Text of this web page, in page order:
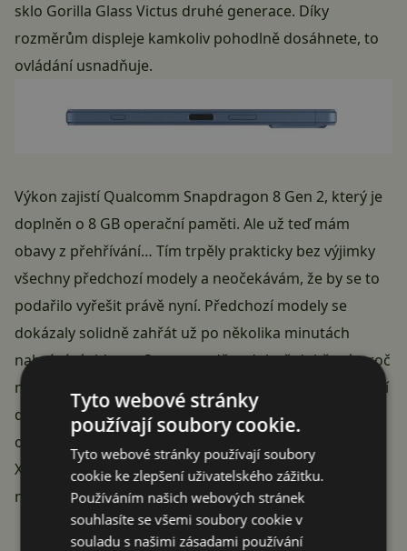
sklo Gorilla Glass Victus druhé generace. Díky
rozměrům displeje kamkoliv pohodlně dosáhnete, to
ovládání usnadňuje.
Výkon zajistí Qualcomm Snapdragon 8 Gen 2, který je
doplněn o 8 GB operační paměti. Ale už teď mám
obavy z přehřívání… Tím trpěly prakticky bez výjimky
všechny předchozí modely a neočekávám, že by se to
podařilo vyřešit právě nyní. Předchozí modely se
dokázaly solidně zahřát už po několika minutách
nahrávání videa, u Sony pravděpodobně dobře ví, proč
neumožňují nahrávání videa v 8K rozlišení. Při přehřátí
dochází ke snížení výkonu, telefon ale rovnou může
omezit některé funkce. Pořád existuje šance, že Sony
Xperia 5 V příjemně překvapí a na přehřívání trpět
nebude. Jak jsem zmínil, velké naděje si nedělám.
Reklama
Tyto webové stránky
používají soubory cookie.
Tyto webové stránky používají soubory
cookie ke zlepšení uživatelského zážitku.
Používáním našich webových stránek
souhlasíte se všemi soubory cookie v
souladu s našimi zásadami používání